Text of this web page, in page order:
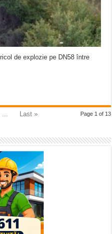
de explozie pe DN58 între
Page 1 of 13
Last »